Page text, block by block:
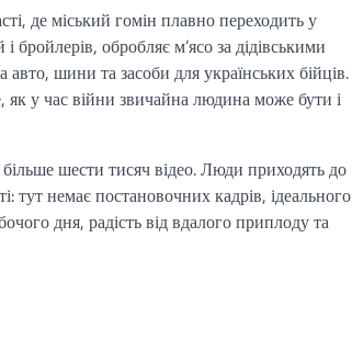
де міський гомін плавно переходить у
обробляє м’ясо за дідівськими
шини та засоби для українських бійців.
у час війни звичайна людина може бути і
шести тисяч відео. Люди приходять до
тут немає постановочних кадрів, ідеального
дня, радість від вдалого приплоду та